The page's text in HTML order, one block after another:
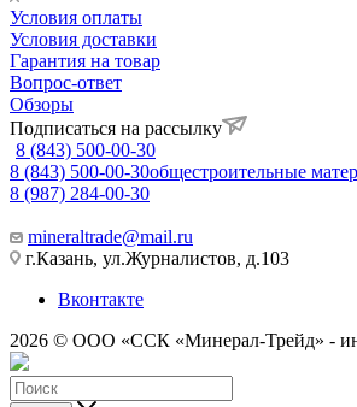
Условия оплаты
Условия доставки
Гарантия на товар
Вопрос-ответ
Обзоры
Подписаться на рассылку
8 (843) 500-00-30
8 (843) 500-00-30общестроительные
8 (987) 284-00-30
mineraltrade@mail.ru
г.Казань, ул.Журналистов, д.103
Вконтакте
2026 © ООО «ССК «Минерал-Трейд» -